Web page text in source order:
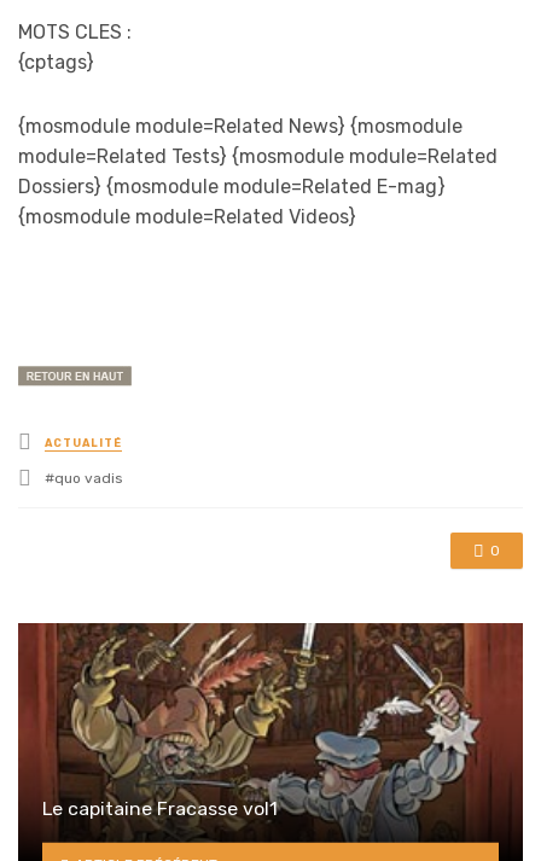
MOTS CLES :
{cptags}
{mosmodule module=Related News} {mosmodule
module=Related Tests} {mosmodule module=Related
Dossiers} {mosmodule module=Related E-mag}
{mosmodule module=Related Videos}
Posted
in
ACTUALITÉ
Tagged
quo vadis
0
Le capitaine Fracasse vol1